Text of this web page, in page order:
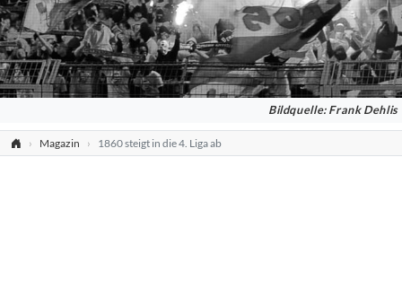
Bildquelle: Frank Dehlis
Magazin 1860 steigt in die 4. Liga ab